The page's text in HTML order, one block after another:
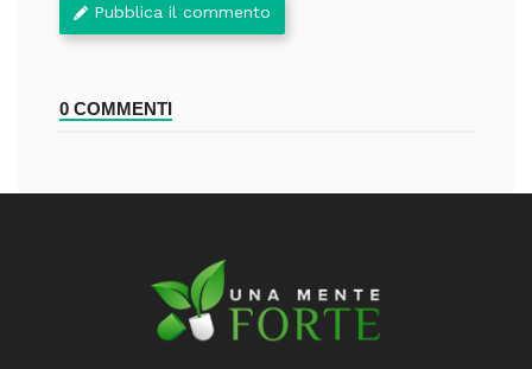
Pubblica il commento
0 COMMENTI